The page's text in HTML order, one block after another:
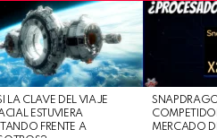
LA CLAVE DEL VIAJE
ESTUVIERA
FRENTE A
MERCADO